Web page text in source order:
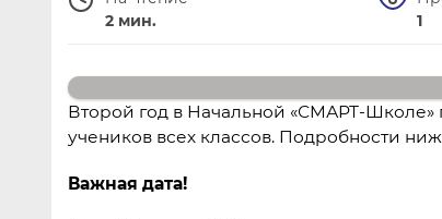
2 мин.
1
Второй год в Начальной «СМАРТ-Школе»
учеников всех классов. Подробности
Важная дата!